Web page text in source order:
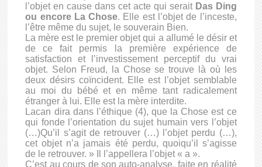
l’objet en cause dans cet acte qui serait Das Ding
ou encore La Chose. Elle est l’objet de l’inceste,
l’être même du sujet, le souverain Bien.
La mère est le premier objet qui a allumé le désir et
de ce fait permis la première expérience de
satisfaction et l’investissement perceptif du vrai
objet. Selon Freud, la Chose se trouve là où les
deux désirs coïncident. Elle est l’objet semblable
au moi du bébé et en même tant radicalement
étranger à lui. Elle est la mère interdite.
Lacan dira dans l’éthique (4), que la Chose est ce
qui fonde l’orientation du sujet humain vers l’objet
(…)Qu’il s’agit de retrouver (…) l’objet perdu (…),
cet objet n’a jamais été perdu, quoiqu’il s’agisse
de le retrouver. » Il l’appellera l’objet « a ».
C’est au cours de son auto-analyse, faite en réalité